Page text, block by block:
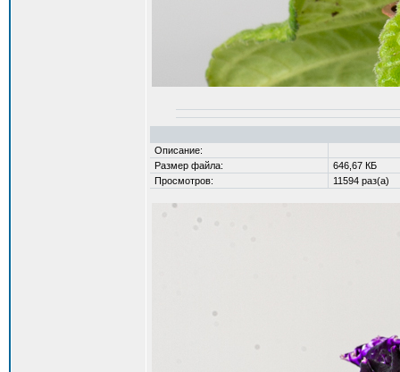
Описание:
Размер файла:
646,67 КБ
Просмотров:
11594 раз(а)